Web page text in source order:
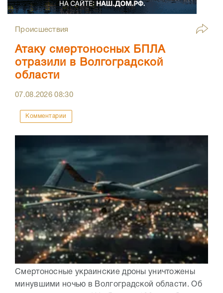
Происшествия
Атаку смертоносных БПЛА
отразили в Волгоградской
области
07.08.202608:30
Комментарии
Смертоносные украинские дроны уничтожены
минувшими ночью в Волгоградской области. Об